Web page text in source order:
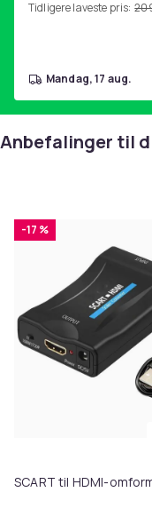
Tidligere laveste pris:
mandag, 17 aug.
Anbefalinger til
-17 %
SCART til HDMI-